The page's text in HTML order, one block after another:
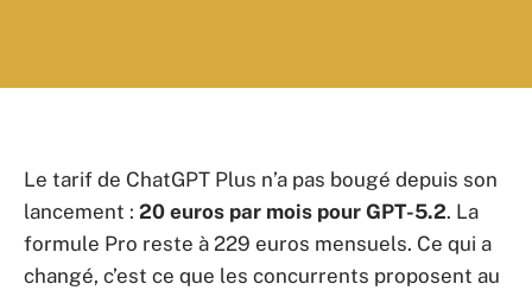
Le tarif de ChatGPT Plus n’a pas bougé depuis son
lancement : 20 euros par mois pour GPT-5.2. La
formule Pro reste à 229 euros mensuels. Ce qui a
changé, c’est ce que les concurrents proposent au